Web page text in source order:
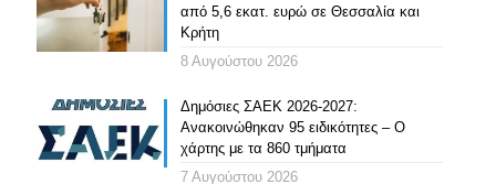
από 5,6 εκατ. ευρώ σε Θεσσαλία και
Κρήτη
8 Αυγούστου 2026
Δημόσιες ΣΑΕΚ 2026-2027:
Ανακοινώθηκαν 95 ειδικότητες – Ο
χάρτης με τα 860 τμήματα
7 Αυγούστου 2026